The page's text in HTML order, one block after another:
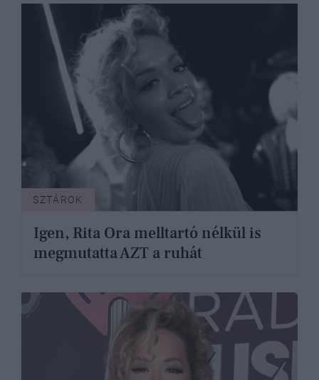
SZTÁROK
Igen, Rita Ora melltartó nélkül is
megmutatta AZT a ruhát